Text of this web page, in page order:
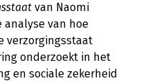
van Naomi
analyse van hoe
verzorgingsstaat
onderzoekt in het
en sociale zekerheid